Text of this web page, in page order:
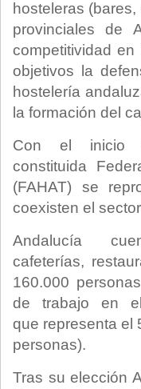
hosteleras
provinciales de
competitividad
objetivos la
hostelería
la formación del
Con el inicio
constituida
(FAHAT) se
coexisten el
Andalucía
cafeterías,
160.000
de trabajo en
que representa el
personas).
Tras su elección